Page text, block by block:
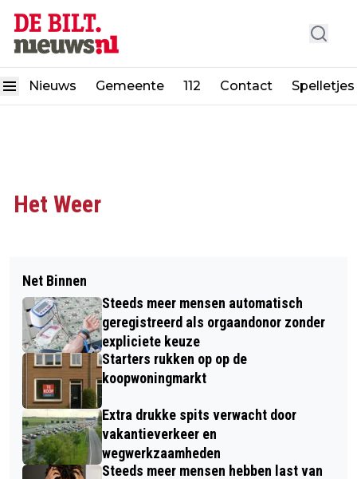
Nieuws Gemeente 112 Contact Spelletjes
Het Weer
Net Binnen
Steeds meer mensen automatisch
geregistreerd als orgaandonor zonder
expliciete keuze
Starters rukken op op de
koopwoningmarkt
Extra drukke spits verwacht door
vakantieverkeer en
wegwerkzaamheden
Steeds meer mensen hebben last van